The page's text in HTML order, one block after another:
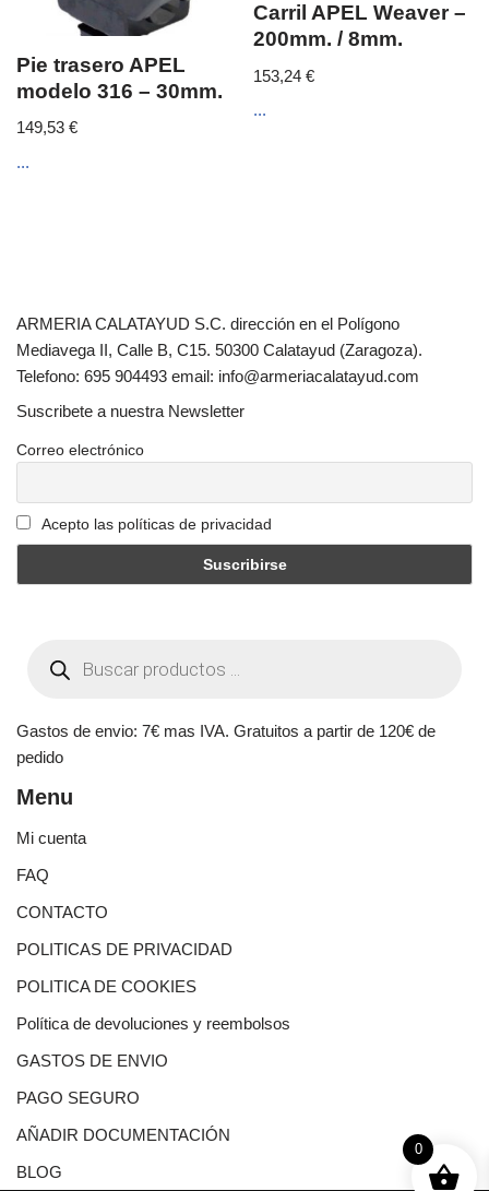
Pie trasero APEL
modelo 316 – 30mm.
149,53 €
...
Carril APEL Weaver –
200mm. / 8mm.
153,24€
...
ARMERIA CALATAYUD S.C. dirección en el Polígono
Mediavega II, Calle B, C15. 50300 Calatayud (Zaragoza).
Telefono: 695 904493 email: info@armeriacalatayud.com
Suscribete a nuestra Newsletter
Correo electrónico
Acepto las políticas de privacidad
Gastos de envio: 7€ mas IVA. Gratuitos a partir de 120€ de
pedido
Menu
Mi cuenta
FAQ
CONTACTO
POLITICAS DE PRIVACIDAD
POLITICA DE COOKIES
Política de devoluciones y reembolsos
GASTOS DE ENVIO
PAGO SEGURO
AÑADIR DOCUMENTACIÓN
BLOG
0